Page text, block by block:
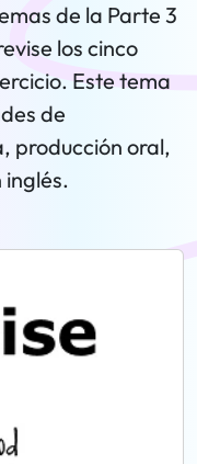
de la Parte 3
los cinco
Este tema
de
producción oral,
inglés.